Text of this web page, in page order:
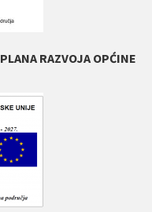
RAZVOJA OPĆINE